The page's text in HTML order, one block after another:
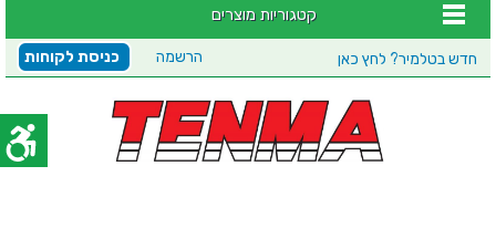
קטגוריות מוצרים
חדש בטלמיר? לחץ כאן כניסת לקוחות הרשמה